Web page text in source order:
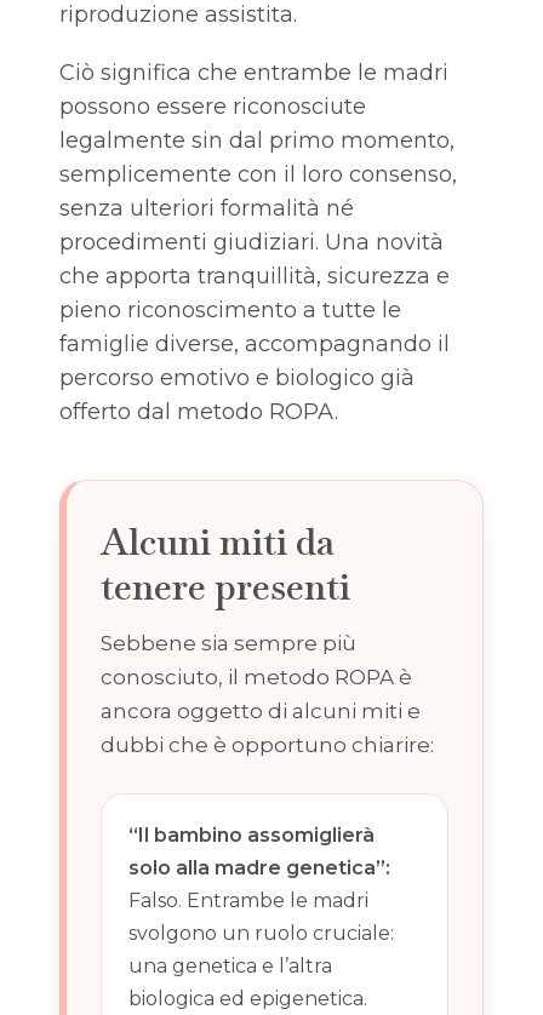
riproduzione assistita.
Ciò significa che entrambe le madri
possono essere riconosciute
legalmente sin dal primo momento,
semplicemente con il loro consenso,
senza ulteriori formalità né
procedimenti giudiziari. Una novità
che apporta tranquillità, sicurezza e
pieno riconoscimento a tutte le
famiglie diverse, accompagnando il
percorso emotivo e biologico già
offerto dal metodo ROPA.
Alcuni miti da
tenere presenti
Sebbene sia sempre più
conosciuto, il metodo ROPA è
ancora oggetto di alcuni miti e
dubbi che è opportuno chiarire:
“Il bambino assomiglierà
solo alla madre genetica”:
Falso. Entrambe le madri
svolgono un ruolo cruciale:
una genetica e l’altra
biologica ed epigenetica.